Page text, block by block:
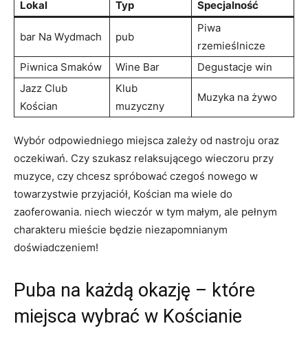
Lokal Typ Specjalność
bar Na Wydmach pub
Piwa
rzemieślnicze
Piwnica Smaków
Wine Bar
Degustacje win
Jazz Club
Kościan
Klub
muzyczny
Muzyka na żywo
Wybór odpowiedniego miejsca zależy od nastroju oraz
oczekiwań. Czy szukasz relaksującego wieczoru przy
muzyce, czy chcesz spróbować czegoś nowego w
towarzystwie przyjaciół, Kościan ma wiele do
zaoferowania. niech wieczór w tym małym, ale pełnym
charakteru mieście będzie niezapomnianym
doświadczeniem!
Puba na każdą okazję – które
miejsca wybrać w Kościanie